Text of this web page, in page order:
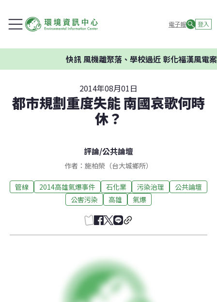
電子報 登入
快訊風機離聚落、學校過近 彰化福漢風電案環
2014年08月01日
都市規劃重度失能 南國哀歌何時
休？
評論/公共論壇
作者：施柏榮（台大城鄉所）
管線 2014高雄氣爆事件 石化業 污染治理
公共論壇
公害污染
高雄 氣爆